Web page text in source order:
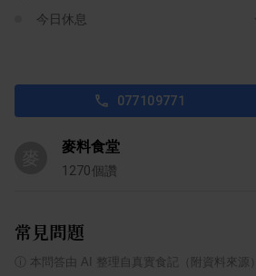
今日休息
077109771
麥料食堂
1270個讚
常見問題
本問答由 AI 整理自真實食記（附資料來源）